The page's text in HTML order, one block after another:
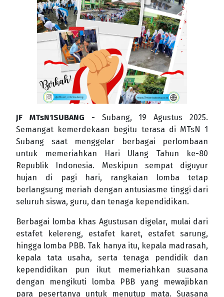
JF MTsN1SUBANG - Subang, 19 Agustus 2025.
Semangat kemerdekaan begitu terasa di MTsN 1
Subang saat menggelar berbagai perlombaan
untuk memeriahkan Hari Ulang Tahun ke-80
Republik Indonesia. Meskipun sempat diguyur
hujan di pagi hari, rangkaian lomba tetap
berlangsung meriah dengan antusiasme tinggi dari
seluruh siswa, guru, dan tenaga kependidikan.
Berbagai lomba khas Agustusan digelar, mulai dari
estafet kelereng, estafet karet, estafet sarung,
hingga lomba PBB. Tak hanya itu, kepala madrasah,
kepala tata usaha, serta tenaga pendidik dan
kependidikan pun ikut memeriahkan suasana
dengan mengikuti lomba PBB yang mewajibkan
para pesertanya untuk menutup mata. Suasana